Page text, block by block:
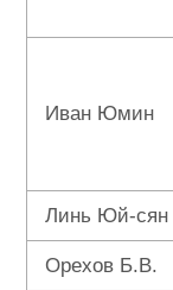
Иван Юмин
Линь Юй-сян
Орехов Б.В.